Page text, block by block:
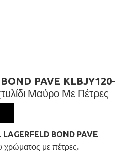
PAVE KLBJY120-
Μαύρο Με Πέτρες
LAGERFELD BOND PAVE
με πέτρες.